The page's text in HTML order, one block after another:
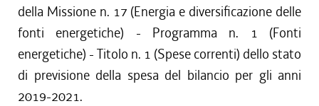
della Missione n. 17 (Energia e diversificazione delle
fonti energetiche) - Programma n. 1 (Fonti
energetiche) - Titolo n. 1 (Spese correnti) dello stato
di previsione della spesa del bilancio per gli anni
2019-2021.